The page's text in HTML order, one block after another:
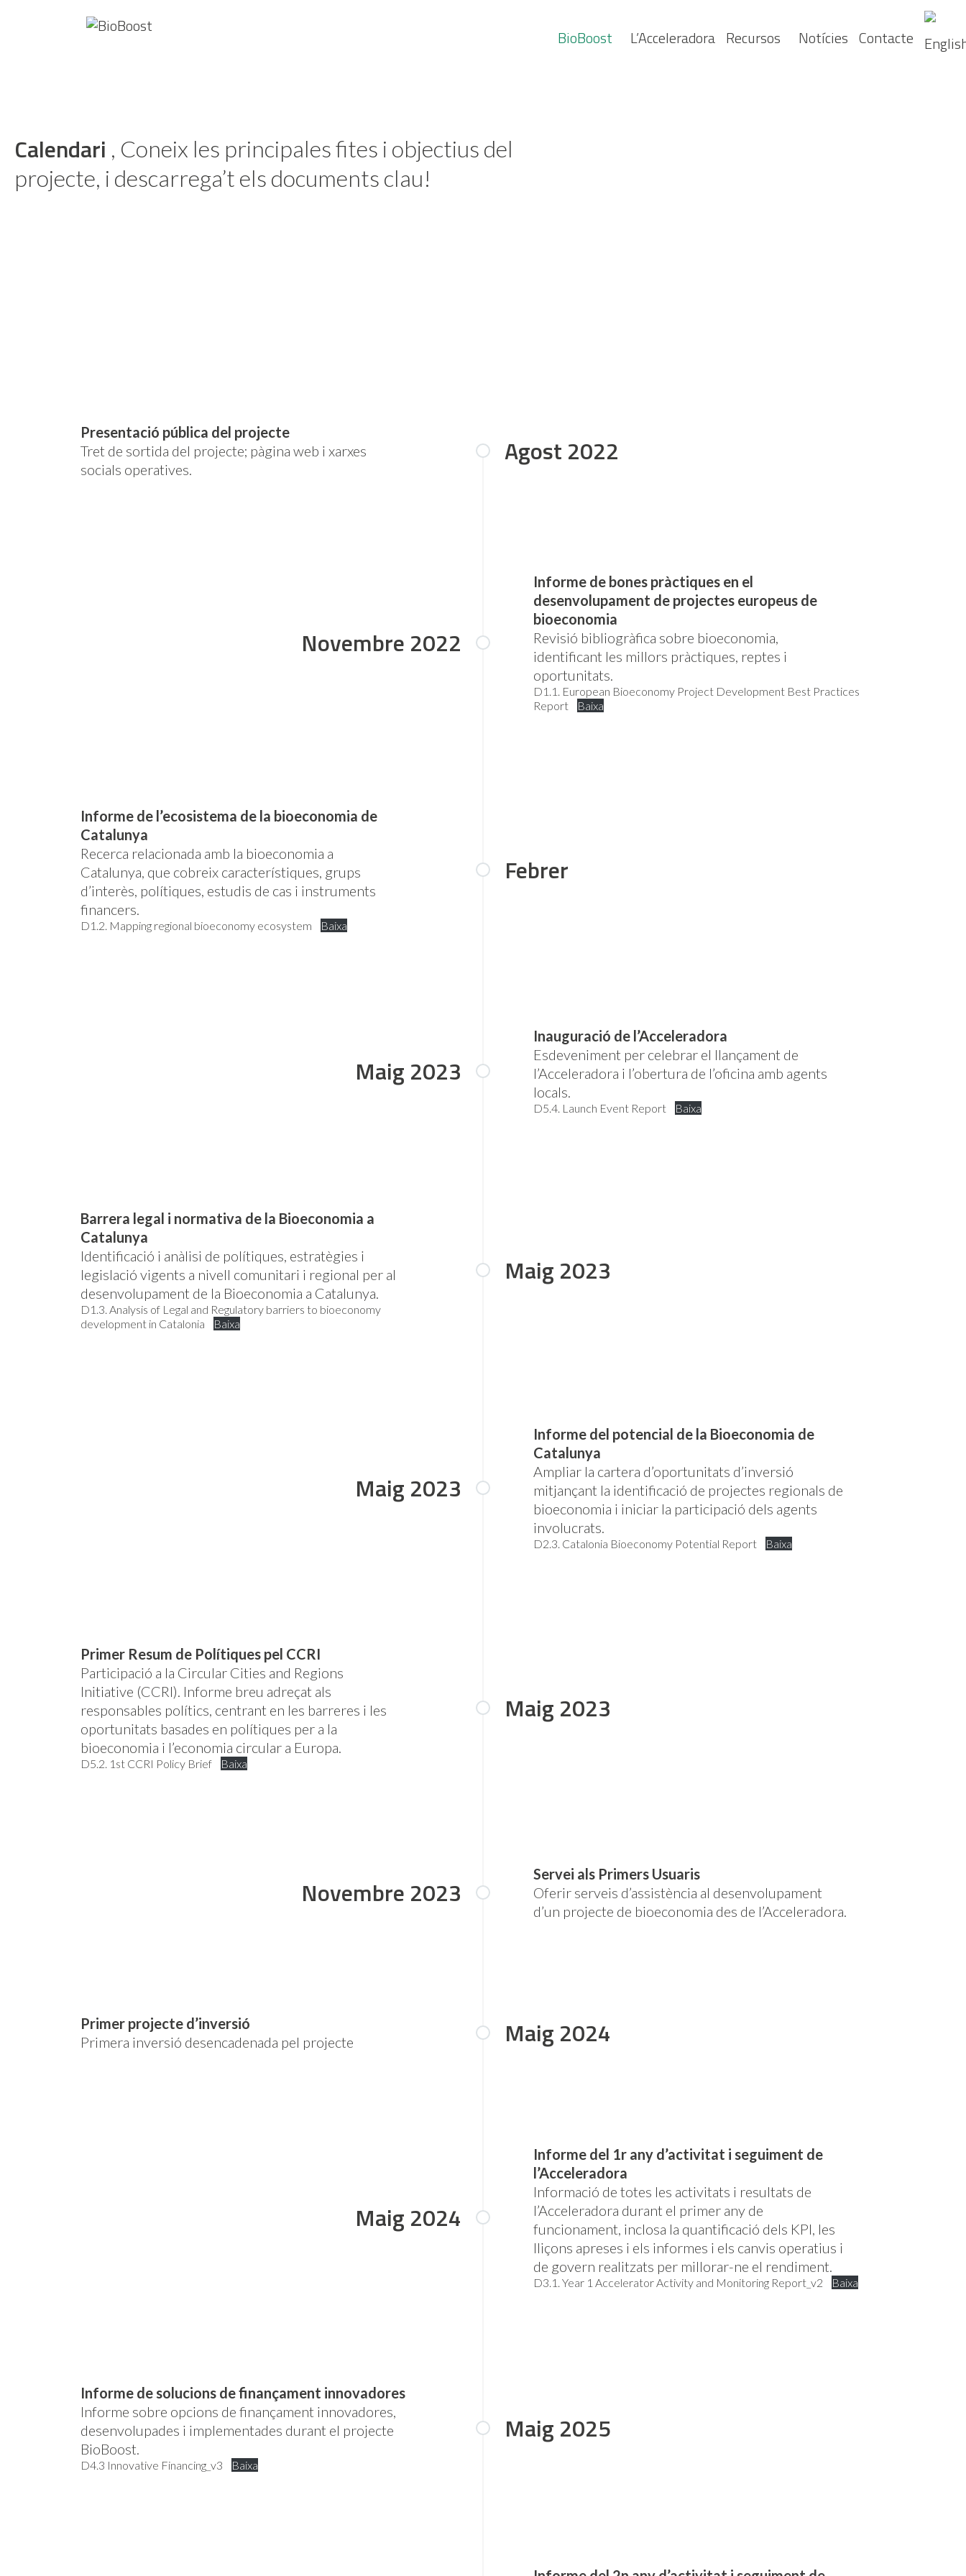
BioBoost L’Acceleradora Recursos Notícies Contacte
Calendari , Coneix les principales fites i objectius del
projecte, i descarrega’t els documents clau!
Presentació pública del projecte
Tret de sortida del projecte; pàgina web i xarxes
socials operatives.
Agost 2022
Informe de bones pràctiques en el
desenvolupament de projectes europeus de
bioeconomia
Revisió bibliogràfica sobre bioeconomia,
identificant les millors pràctiques, reptes i
oportunitats.
D1.1. European Bioeconomy Project Development Best Practices
Report
Baixa
Novembre 2022
Informe de l’ecosistema de la bioeconomia de
Catalunya
Recerca relacionada amb la bioeconomia a
Catalunya, que cobreix característiques, grups
d’interès, polítiques, estudis de cas i instruments
financers.
D1.2. Mapping regional bioeconomy ecosystem Baixa
Febrer
Inauguració de l’Acceleradora
Esdeveniment per celebrar el llançament de
l’Acceleradora i l’obertura de l’oficina amb agents
locals.
D5.4. Launch Event Report Baixa
Maig 2023
Barrera legal i normativa de la Bioeconomia a
Catalunya
Identificació i anàlisi de polítiques, estratègies i
legislació vigents a nivell comunitari i regional per al
desenvolupament de la Bioeconomia a Catalunya.
D1.3. Analysis of Legal and Regulatory barriers to bioeconomy
development in Catalonia
Baixa
Maig 2023
Informe del potencial de la Bioeconomia de
Catalunya
Ampliar la cartera d’oportunitats d’inversió
mitjançant la identificació de projectes regionals de
bioeconomia i iniciar la participació dels agents
involucrats.
D2.3. Catalonia Bioeconomy Potential Report Baixa
Maig 2023
Primer Resum de Polítiques pel CCRI
Participació a la Circular Cities and Regions
Initiative (CCRI). Informe breu adreçat als
responsables polítics, centrant en les barreres i les
oportunitats basades en polítiques per a la
bioeconomia i l’economia circular a Europa.
D5.2. 1st CCRI Policy Brief Baixa
Maig 2023
Servei als Primers Usuaris
Oferir serveis d’assistència al desenvolupament
d’un projecte de bioeconomia des de l’Acceleradora.
Novembre 2023
Primer projecte d’inversió
Primera inversió desencadenada pel projecte
Maig 2024
Informe del 1r any d’activitat i seguiment de
l’Acceleradora
Informació de totes les activitats i resultats de
l’Acceleradora durant el primer any de
funcionament, inclosa la quantificació dels KPI, les
lliçons apreses i els informes i els canvis operatius i
de govern realitzats per millorar-ne el rendiment.
D3.1. Year 1 Accelerator Activity and Monitoring Report_v2 Baixa
Maig 2024
Informe de solucions de finançament innovadores
Informe sobre opcions de finançament innovadores,
desenvolupades i implementades durant el projecte
BioBoost.
D4.3 Innovative Financing_v3 Baixa
Maig 2025